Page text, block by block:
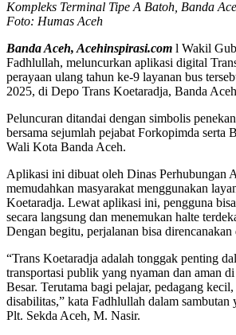
Kompleks Terminal Tipe A Batoh, Banda
Foto: Humas Aceh
Banda Aceh, Acehinspirasi.com l Wakil
Fadhlullah, meluncurkan aplikasi digital
perayaan ulang tahun ke-9 layanan bus
2025, di Depo Trans Koetaradja, Banda
Peluncuran ditandai dengan simbolis
bersama sejumlah pejabat Forkopimda serta
Wali Kota Banda Aceh.
Aplikasi ini dibuat oleh Dinas Perhubungan
memudahkan masyarakat menggunakan
Koetaradja. Lewat aplikasi ini, pengguna
secara langsung dan menemukan halte
Dengan begitu, perjalanan bisa
“Trans Koetaradja adalah tonggak penting
transportasi publik yang nyaman dan aman
Besar. Terutama bagi pelajar, pedagang
disabilitas,” kata Fadhlullah dalam sambutan
Plt. Sekda Aceh, M. Nasir.